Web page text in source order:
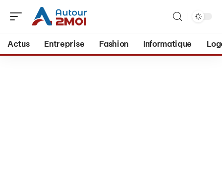
Actus Entreprise Fashion Informatique